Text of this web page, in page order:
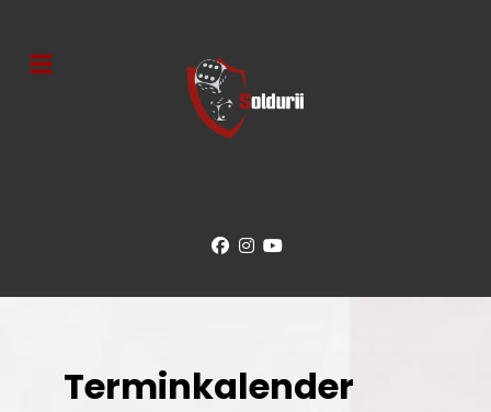
Terminkalender